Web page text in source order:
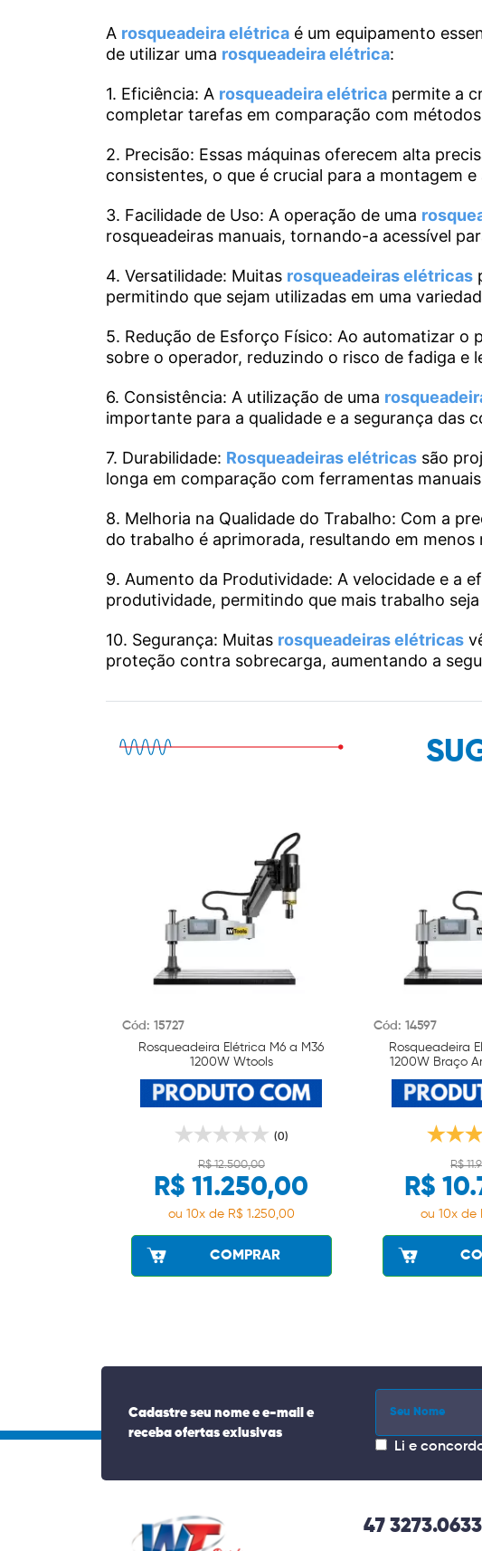
A rosqueadeira elétrica é um equipamento
de utilizar uma rosqueadeira elétrica:
1. Eficiência: A rosqueadeira elétrica permite a
completar tarefas em comparação com
2. Precisão: Essas máquinas oferecem alta
consistentes, o que é crucial para a montagem e
3. Facilidade de Uso: A operação de uma
rosqueadeiras manuais, tornando-a acessível
4. Versatilidade: Muitas rosqueadeiras elétricas
permitindo que sejam utilizadas em uma
5. Redução de Esforço Físico: Ao automatizar o
sobre o operador, reduzindo o risco de fadiga e
6. Consistência: A utilização de uma
importante para a qualidade e a segurança das
7. Durabilidade: Rosqueadeiras elétricas são
longa em comparação com ferramentas
8. Melhoria na Qualidade do Trabalho: Com a
do trabalho é aprimorada, resultando em
9. Aumento da Produtividade: A velocidade e a
produtividade, permitindo que mais trabalho
10. Segurança: Muitas rosqueadeiras elétricas
proteção contra sobrecarga, aumentando a
Cód: 15727
Rosqueadeira Elétrica M6 a M36
1200W Wtools
(0)
R$ 12.500,00
R$ 11.250,00
ou 10x de R$ 1.250,00
COMPRAR
Cód: 14597
Rosqueadeira
1200W Braço
R$
R$
ou 10x de
Cadastre seu nome e e-mail e
receba ofertas exlusivas
Li e
47 3273.0633